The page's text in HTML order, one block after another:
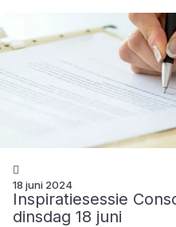
18 juni 2024
Inspiratiesessie
dinsdag 18 juni